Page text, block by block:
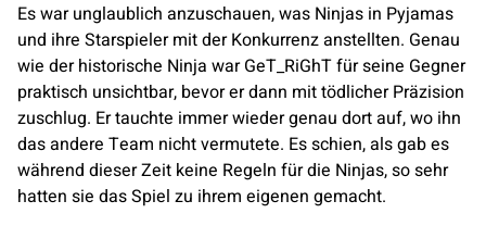
Es war unglaublich anzuschauen, was Ninjas in Pyjamas
und ihre Starspieler mit der Konkurrenz anstellten. Genau
wie der historische Ninja war GeT_RiGhT für seine Gegner
praktisch unsichtbar, bevor er dann mit tödlicher Präzision
zuschlug. Er tauchte immer wieder genau dort auf, wo ihn
das andere Team nicht vermutete. Es schien, als gab es
während dieser Zeit keine Regeln für die Ninjas, so sehr
hatten sie das Spiel zu ihrem eigenen gemacht.